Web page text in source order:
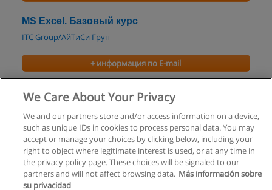
MS Excel. Базовый курс
ITC Group/АйТиСи Груп
+ информация по E-mail
MS PowerPoint. Базовый курс
+ информация по E-mail
We Care About Your Privacy
We and our partners store and/or access information on a device,
such as unique IDs in cookies to process personal data. You may
accept or manage your choices by clicking below, including your
right to object where legitimate interest is used, or at any time in
the privacy policy page. These choices will be signaled to our
partners and will not affect browsing data. Más información sobre
su privacidad